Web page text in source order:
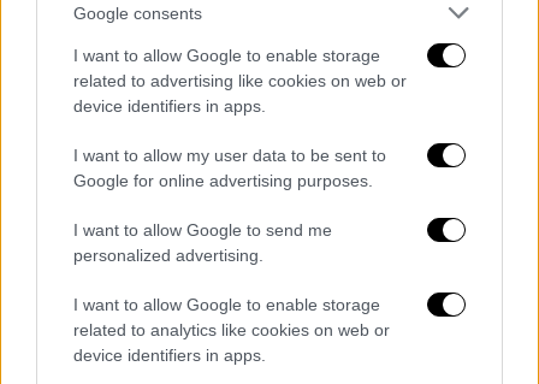
Google consents
I want to allow Google to enable storage
related to advertising like cookies on web or
device identifiers in apps.
I want to allow my user data to be sent to
Google for online advertising purposes.
I want to allow Google to send me
personalized advertising.
I want to allow Google to enable storage
related to analytics like cookies on web or
device identifiers in apps.
Ελλάδα|08.02.2022 10:15
Γιάννης Σπυρούνης: Τι λέει ο
δημοσιογράφος που έφερε στο φως τις
δηλώσεις Δούκα
Ο δημοσιογράφος μίλησε στην πρωινή
εκπομπή του Open για τις δηλώσεις που
«τελείωσαν» τον Λιβανό